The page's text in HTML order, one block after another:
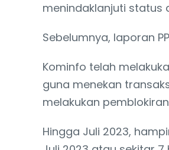
menindaklanjuti status
Sebelumnya, laporan
Kominfo telah
guna menekan
melakukan
Hingga Juli 2023,